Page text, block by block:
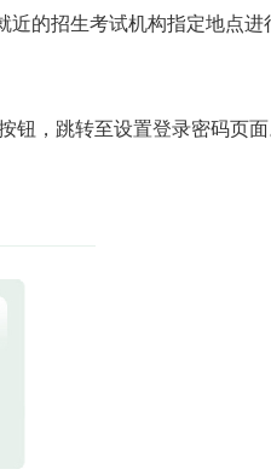
近的招生考试机构指定地点进
钮，跳转至设置登录密码页面